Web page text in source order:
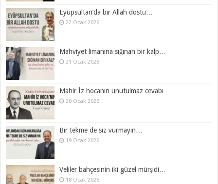
Eyüpsultan’da bir Allah dostu…
22 Ocak 2026
Mahviyet limanına sığınan bir kalp…
21 Ocak 2026
Mahir İz hocanın unutulmaz cevabı…
20 Ocak 2026
Bir tekme de siz vurmayın…
19 Ocak 2026
Veliler bahçesinin iki güzel mürşidi…
18 Ocak 2026